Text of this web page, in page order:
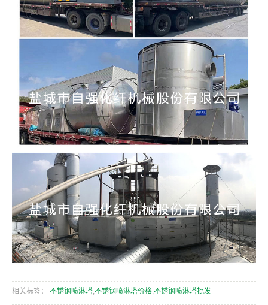
相关标签： 不锈钢喷淋塔,不锈钢喷淋塔价格,不锈钢喷淋塔批发